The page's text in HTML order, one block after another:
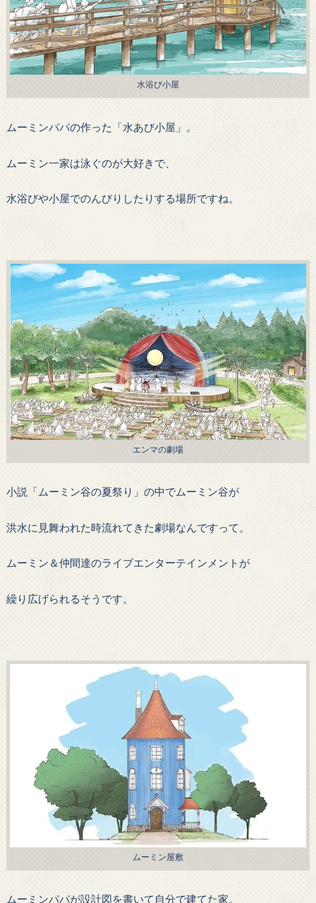
水浴び小屋
ムーミンパパの作った「水あび小屋」。
ムーミン一家は泳ぐのが大好きで、
水浴びや小屋でのんびりしたりする場所ですね。
エンマの劇場
小説「ムーミン谷の夏祭り」の中でムーミン谷が
洪水に見舞われた時流れてきた劇場なんですって。
ムーミン＆仲間達のライブエンターテインメントが
繰り広げられるそうです。
ムーミン屋敷
ムーミンパパが設計図を書いて自分で建てた家。